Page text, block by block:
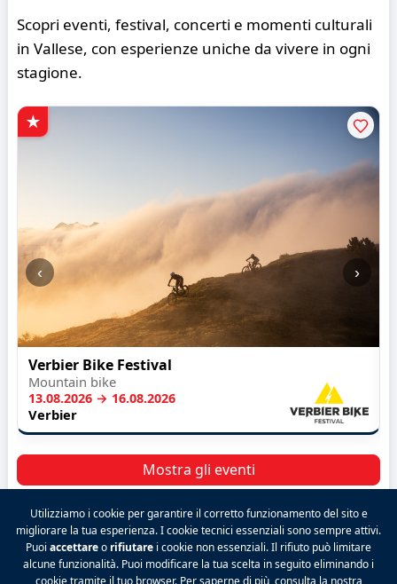
Scopri eventi, festival, concerti e momenti culturali
in Vallese, con esperienze uniche da vivere in ogni
stagione.
‹
Verbier Bike Festival
Mountain bike
13.08.2026 → 16.08.2026
Verbier
›
Mostra gli eventi
2026 VALPINA® Tutti i diritti riservati.
Politica sulla riservatezza|Condizioni generali|
Utilizziamo i cookie per garantire il corretto funzionamento del sito e
migliorare la tua esperienza. I cookie tecnici essenziali sono sempre attivi.
Puoi accettareo rifiutare i cookie non essenziali. Il rifiuto può limitare
alcune funzionalità. Puoi modificare la tua scelta in seguito eliminando i
cookie tramite il tuo browser. Per saperne di più, consulta la nostra